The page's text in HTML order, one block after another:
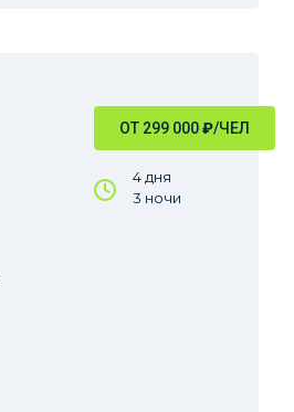
ОТ 299 000₽/ЧЕЛ
4 дня
3 ночи